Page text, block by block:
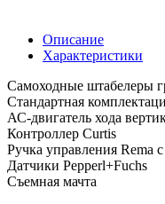
Описание
Характеристики
Самоходные штабелеры
Cтандартная
АС-двигатель хода
Контроллер Curtis
Ручка управления Rema
Датчики Pepperl+Fuchs
Съемная мачта